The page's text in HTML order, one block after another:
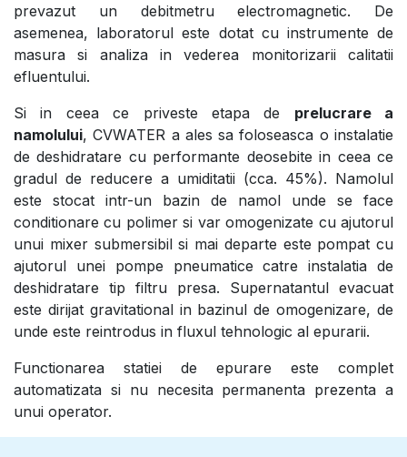
prevazut un debitmetru electromagnetic. De
asemenea, laboratorul este dotat cu instrumente de
masura si analiza in vederea monitorizarii calitatii
efluentului.
Si in ceea ce priveste etapa de prelucrare a
namolului, CVWATER a ales sa foloseasca o instalatie
de deshidratare cu performante deosebite in ceea ce
gradul de reducere a umiditatii (cca. 45%). Namolul
este stocat intr-un bazin de namol unde se face
conditionare cu polimer si var omogenizate cu ajutorul
unui mixer submersibil si mai departe este pompat cu
ajutorul unei pompe pneumatice catre instalatia de
deshidratare tip filtru presa. Supernatantul evacuat
este dirijat gravitational in bazinul de omogenizare, de
unde este reintrodus in fluxul tehnologic al epurarii.
Functionarea statiei de epurare este complet
automatizata si nu necesita permanenta prezenta a
unui operator.